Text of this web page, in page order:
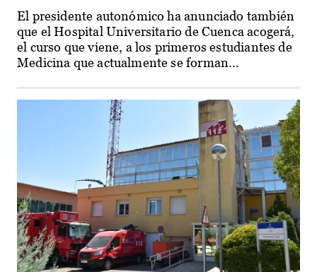
El presidente autonómico ha anunciado también
que el Hospital Universitario de Cuenca acogerá,
el curso que viene, a los primeros estudiantes de
Medicina que actualmente se forman...